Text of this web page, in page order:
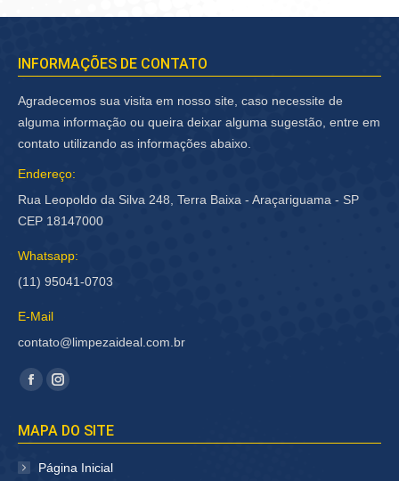
INFORMAÇÕES DE CONTATO
Agradecemos sua visita em nosso site, caso necessite de
alguma informação ou queira deixar alguma sugestão, entre em
contato utilizando as informações abaixo.
Endereço:
Rua Leopoldo da Silva 248, Terra Baixa - Araçariguama - SP
CEP 18147000
Whatsapp:
(11) 95041-0703
E-Mail
contato@limpezaideal.com.br
Encontre-nos em:
Facebook
abre
em
Instagram
abre
MAPA DO SITE
Página Inicial